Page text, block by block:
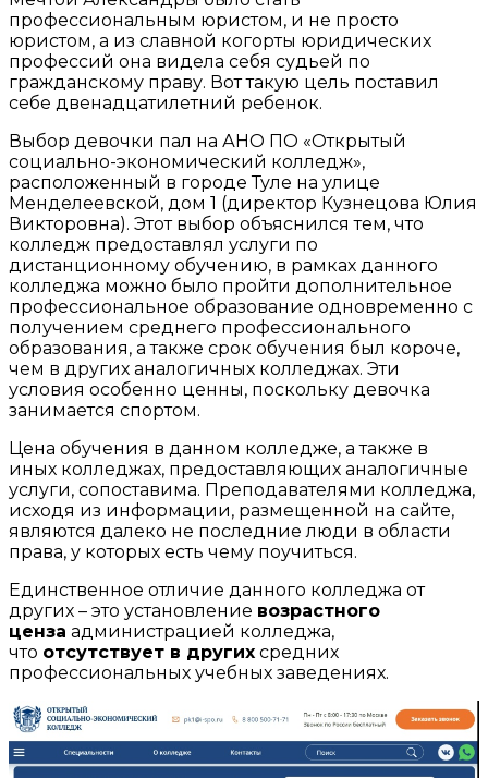
профессиональным юристом, и не просто
юристом, а из славной когорты юридических
профессий она видела себя судьей по
гражданскому праву. Вот такую цель поставил
себе двенадцатилетний ребенок.
Выбор девочки пал на АНО ПО «Открытый
социально-экономический колледж»,
расположенный в городе Туле на улице
Менделеевской, дом 1 (директор Кузнецова Юлия
Викторовна). Этот выбор объяснился тем, что
колледж предоставлял услуги по
дистанционному обучению, в рамках данного
колледжа можно было пройти дополнительное
профессиональное образование одновременно с
получением среднего профессионального
образования, а также срок обучения был короче,
чем в других аналогичных колледжах. Эти
условия особенно ценны, поскольку девочка
занимается спортом.
Цена обучения в данном колледже, а также в
иных колледжах, предоставляющих аналогичные
услуги, сопоставима. Преподавателями колледжа,
исходя из информации, размещенной на сайте,
являются далеко не последние люди в области
права, у которых есть чему поучиться.
Единственное отличие данного колледжа от
других – это установление возрастного
ценза администрацией колледжа,
что отсутствует в других средних
профессиональных учебных заведениях.